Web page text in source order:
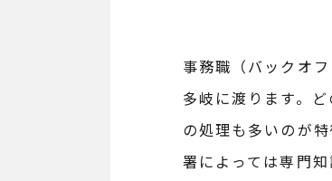
事務職（バックオ
多岐に渡ります。
の処理も多いのが
署によっては専門